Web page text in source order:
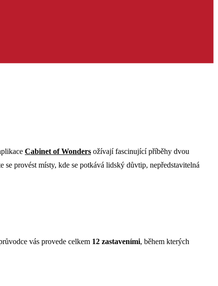
Cabinet of Wonders ožívají fascinující příběhy dvou
provést místy, kde se potkává lidský důvtip, nepředstavitelná
vás provede celkem 12 zastaveními, během kterých